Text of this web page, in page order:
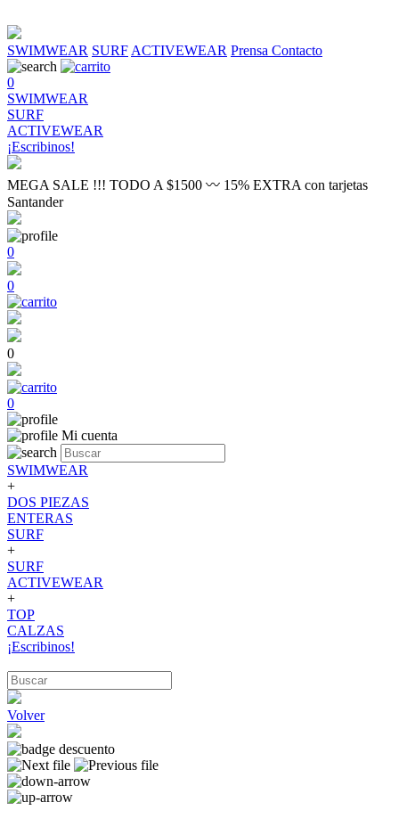
SWIMWEAR SURF ACTIVEWEAR Prensa Contacto
0
SWIMWEAR
SURF
ACTIVEWEAR
¡Escribinos!
MEGA SALE !!! TODO A $1500 〰 15% EXTRA con tarjetas
Santander
0
0
0
0
Mi cuenta
SWIMWEAR
+
DOS PIEZAS
ENTERAS
SURF
+
SURF
ACTIVEWEAR
+
TOP
CALZAS
¡Escribinos!
Volver